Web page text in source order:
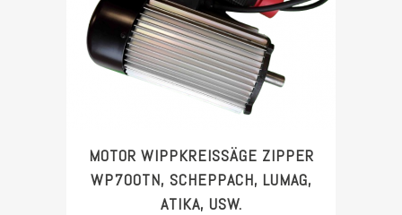
MOTOR WIPPKREISSÄGE ZIPPER
WP700TN, SCHEPPACH, LUMAG,
ATIKA, USW.